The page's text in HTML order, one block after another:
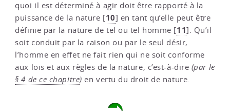
quoi il est déterminé à agir doit être rapporté à la
puissance de la nature [10] en tant qu’elle peut être
définie par la nature de tel ou tel homme [11]. Qu’il
soit conduit par la raison ou par le seul désir,
l’homme en effet ne fait rien qui ne soit conforme
aux lois et aux règles de la nature, c’est-à-dire (par le
§ 4 de ce chapitre) en vertu du droit de nature.